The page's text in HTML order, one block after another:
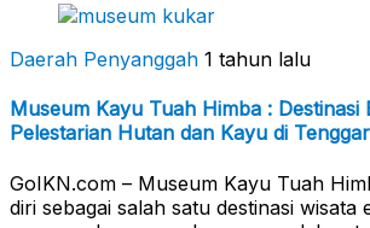
Daerah Penyanggah 1 tahun lalu
Museum Kayu Tuah Himba : Destinasi
Pelestarian Hutan dan Kayu di
GoIKN.com – Museum Kayu Tuah
diri sebagai salah satu destinasi wisata